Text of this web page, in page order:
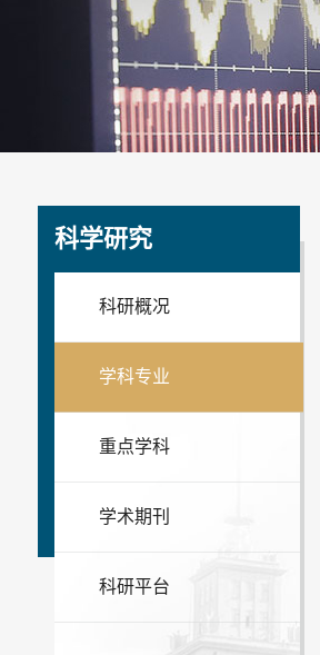
科学研究
科研概况
学科专业
重点学科
学术期刊
科研平台